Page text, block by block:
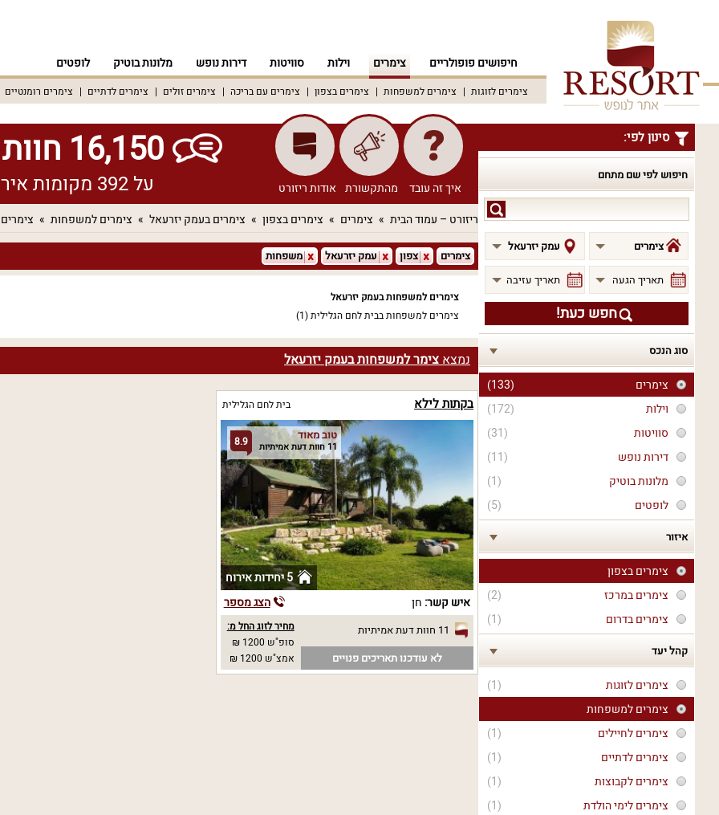
חיפושים פופולריים צימרים וילות סוויטות דירות נופש מלונות בוטיק לופטים
צימרים לזוגות צימרים למשפחות צימרים בצפון צימרים עם בריכה צימרים זולים צימרים לדתיים צימרים רומנטיים
סינון לפי:
חיפוש לפי שם מתחם
לפי
שם
מתחם
צימרים עמק יזרעאל
תאריך הגעה תאריך עזיבה
חפש כעת!
סוג הנכס
(133)
צימרים
(172)
וילות
(31)
סוויטות
(11)
דירות נופש
(1)
מלונות בוטיק
(5)
לופטים
איזור
צימרים בצפון
(2)
צימרים במרכז
(1)
צימרים בדרום
קהל יעד
(1)
צימרים לזוגות
צימרים למשפחות
(1)
צימרים לחיילים
(1)
צימרים לדתיים
(1)
צימרים לקבוצות
(1)
צימרים לימי הולדת
איך זה עובד מהתקשורת אודות ריזורט
16,150 חוות דעת אמיתיות!
על 392 מקומות אירוח שונים ברחבי הארץ
ריזורט – עמוד הבית צימרים צימרים בצפון צימרים בעמק יזרעאל צימרים למשפחות
צימרים צפון עמק יזרעאל משפחות
צימרים למשפחות בעמק יזרעאל
צימרים למשפחות בבית לחם הגלילית(1)
נמצאצימר למשפחות בעמק יזרעאל
בקתות לילא בית לחם הגלילית
8.9 טוב מאוד
11 חוות דעת אמיתיות
5 יחידות אירוח
איש קשר: חן הצג מספר
11 חוות דעת אמיתיות
לא עודכנו תאריכים פנויים
מחיר לזוג החל מ:
סופ"ש 1200 ₪
אמצ"ש 1200 ₪